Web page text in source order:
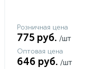
Розничная цена
775 руб. /шт
Оптовая цена
646 руб. /шт